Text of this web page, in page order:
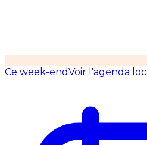
Ce week-endVoir l'agenda